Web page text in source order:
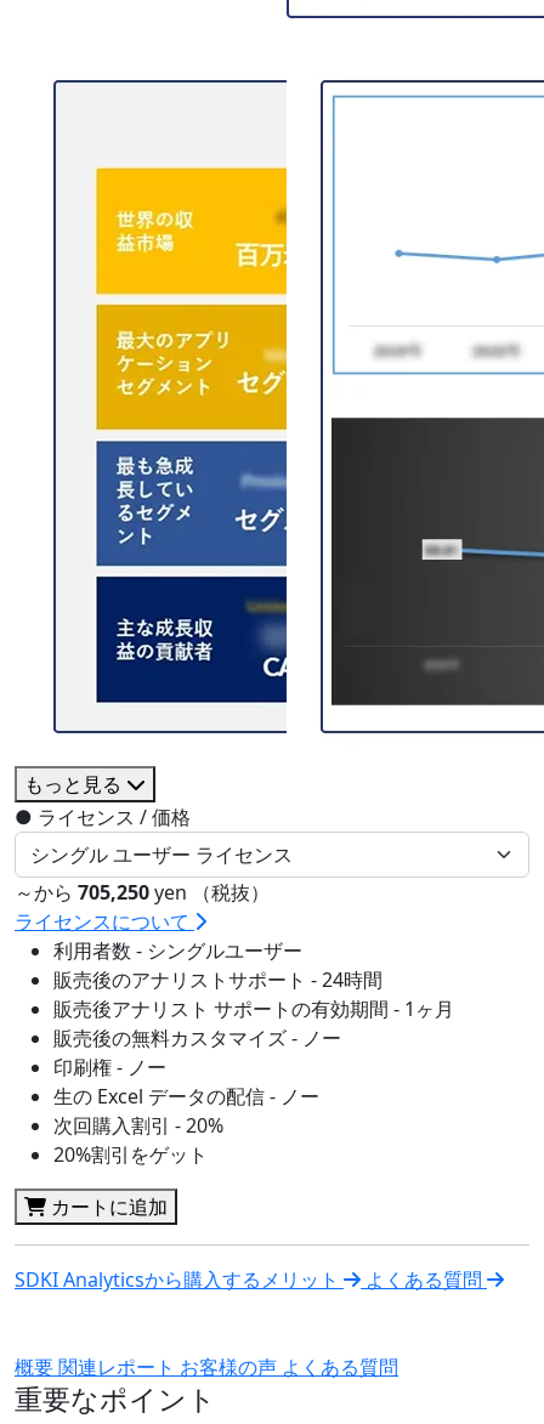
もっと見る
● ライセンス / 価格
～から 705,250yen （税抜）
ライセンスについて
利用者数 - シングルユーザー
販売後のアナリストサポート - 24時間
販売後アナリスト サポートの有効期間 - 1ヶ月
販売後の無料カスタマイズ - ノー
印刷権 - ノー
生の Excel データの配信 - ノー
次回購入割引 - 20%
20%割引をゲット
カートに追加
SDKI Analyticsから購入するメリット よくある質問
概要関連レポート お客様の声 よくある質問
重要なポイント